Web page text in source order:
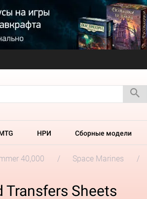
НРИ Сборные модели
40,000 Space Marines
Sheets